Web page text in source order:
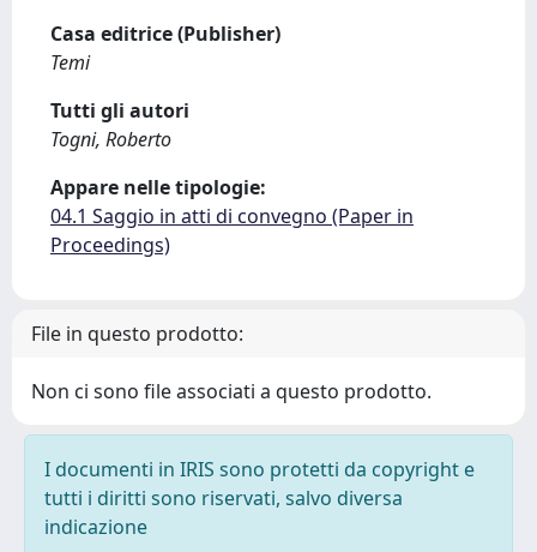
Casa editrice (Publisher)
Temi
Tutti gli autori
Togni, Roberto
Appare nelle tipologie:
04.1 Saggio in atti di convegno (Paper in
Proceedings)
File in questo prodotto:
Non ci sono file associati a questo prodotto.
I documenti in IRIS sono protetti da copyright e
tutti i diritti sono riservati, salvo diversa
indicazione